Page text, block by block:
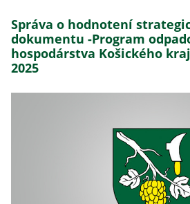
Správa o hodnotení
dokumentu -Program
hospodárstva Košického
2025